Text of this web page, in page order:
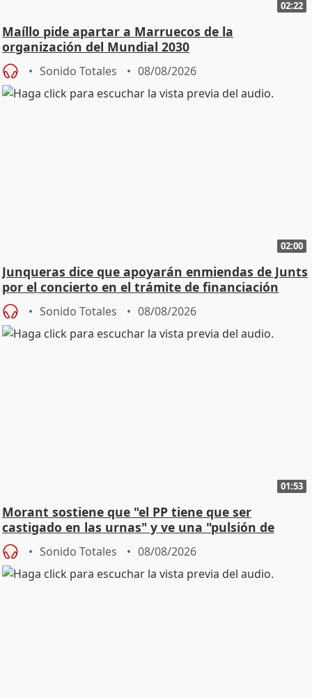
02:22
Maíllo pide apartar a Marruecos de la
organización del Mundial 2030
Sonido Totales 08/08/2026
02:00
Junqueras dice que apoyarán enmiendas de Junts
por el concierto en el trámite de financiación
Sonido Totales 08/08/2026
01:53
Morant sostiene que "el PP tiene que ser
castigado en las urnas" y ve una "pulsión de
cambio"
Sonido Totales 08/08/2026